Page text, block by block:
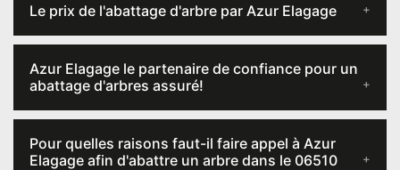
Le prix de l'abattage d'arbre par Azur Elagage
Azur Elagage le partenaire de confiance pour un
abattage d'arbres assuré!
Pour quelles raisons faut-il faire appel à Azur
Elagage afin d'abattre un arbre dans le 06510